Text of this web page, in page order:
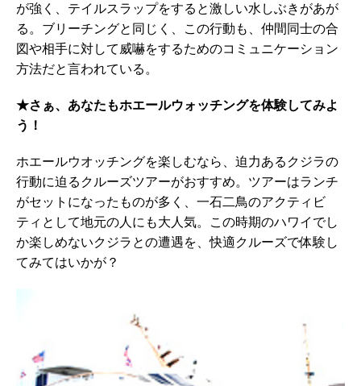
が強く、テイルスラップをすると激しい水しぶきがあが
る。ブリーチングと同じく、この行動も、仲間同士の合
図や相手に対して威嚇をするためのコミュニケーション
方法だと言われている。
★さぁ、あなたもホエールウォッチングを体験してみよ
う！
ホエールウオッチングを楽しむなら、迫力あるクジラの
行動に迫るクルーズツアーがおすすめ。ツアーはランチ
がセットになったものが多く、一石二鳥のアクティビ
ティとして地元の人にも大人気。この時期のハワイでし
か楽しめないクジラとの遭遇を、快適クルーズで体験し
てみてはいかが？